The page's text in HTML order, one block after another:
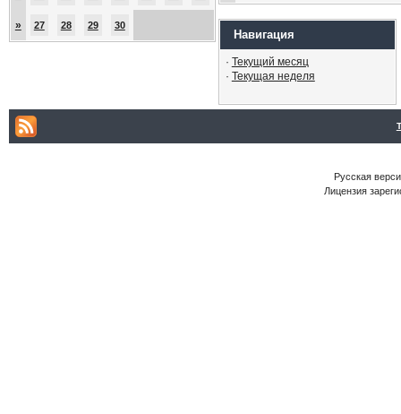
» 27 28 29 30
Навигация
· Текущий месяц
· Текущая неделя
Русская
Лицензия